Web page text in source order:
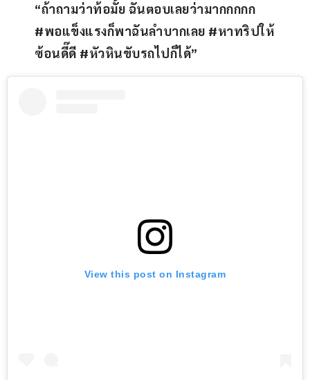
“ถ้าถามว่าท้อมั้ย ฉันตอบเลยว่ามากกกกก
#พอแข็งแรงก็พาฉันลำบากเลย #หาทริปให้
ซ้อนดี๊ดี #หัวหินขับรถไปก็ได้”
View this post on Instagram